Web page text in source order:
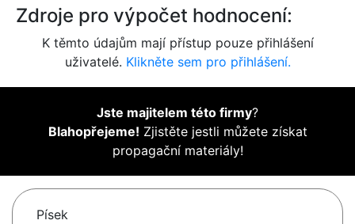
Zdroje pro výpočet hodnocení:
K těmto údajům mají přístup pouze přihlášení
uživatelé. Klikněte sem pro přihlášení.
Jste majitelem této firmy?
Blahopřejeme! Zjistěte jestli můžete získat
propagační materiály!
Písek